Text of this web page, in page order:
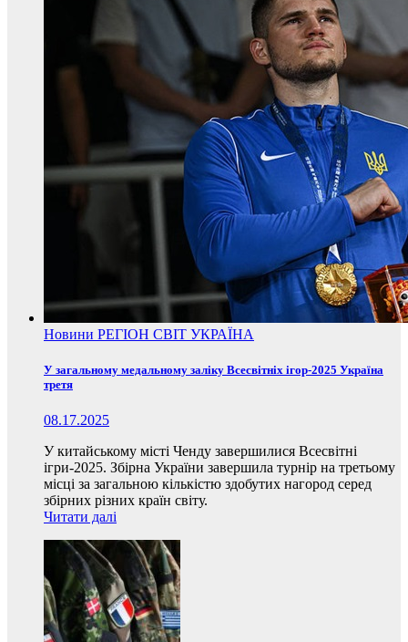
Новини РЕГІОН СВІТ УКРАЇНА
У загальному медальному заліку Всесвітніх ігор-2025 Україна
третя
08.17.2025
У китайському місті Ченду завершилися Всесвітні
ігри-2025. Збірна України завершила турнір на третьому
місці за загальною кількістю здобутих нагород серед
збірних різних країн світу.
Читати далі